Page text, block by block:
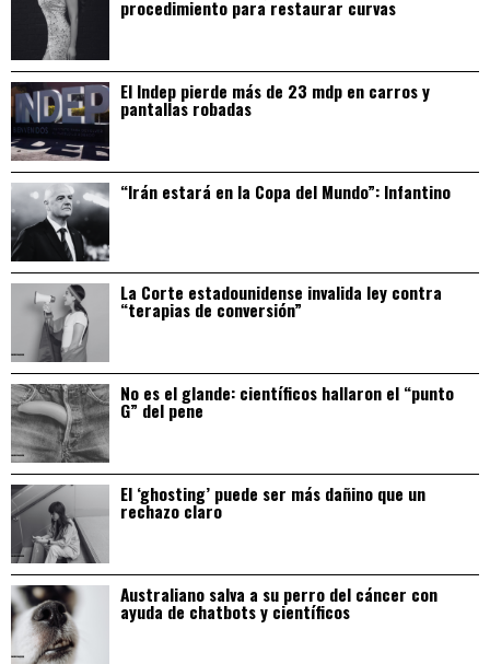
procedimiento para restaurar curvas
El Indep pierde más de 23 mdp en carros y
pantallas robadas
“Irán estará en la Copa del Mundo”: Infantino
La Corte estadounidense invalida ley contra
“terapias de conversión”
No es el glande: científicos hallaron el “punto
G” del pene
El ‘ghosting’ puede ser más dañino que un
rechazo claro
Australiano salva a su perro del cáncer con
ayuda de chatbots y científicos